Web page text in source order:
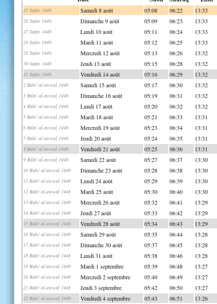
25 Safar 1448 Samedi 8 août 05:08 06:22 13:33
26 Safar 1448 Dimanche 9 août 05:09 06:23 13:33
27 Safar 1448 Lundi 10 août 05:11 06:24 13:33
28 Safar 1448 Mardi 11 août 05:12 06:25 13:33
29 Safar 1448 Mercredi 12 août 05:13 06:26 13:32
30 Safar 1448 Jeudi 13 août 05:15 06:28 13:32
31 Safar 1448 Vendredi 14 août 05:16 06:29 13:32
2 Rabi' al-awwal 1448 Samedi 15 août 05:17 06:30 13:32
3 Rabi' al-awwal 1448 Dimanche 16 août 05:19 06:31 13:32
4 Rabi' al-awwal 1448 Lundi 17 août 05:20 06:32 13:32
5 Rabi' al-awwal 1448 Mardi 18 août 05:21 06:33 13:31
6 Rabi' al-awwal 1448 Mercredi 19 août 05:23 06:34 13:31
7 Rabi' al-awwal 1448 Jeudi 20 août 05:24 06:35 13:31
8 Rabi' al-awwal 1448 Vendredi 21 août 05:25 06:36 13:31
9 Rabi' al-awwal 1448 Samedi 22 août 05:27 06:37 13:30
10 Rabi' al-awwal 1448 Dimanche 23 août 05:28 06:38 13:30
11 Rabi' al-awwal 1448 Lundi 24 août 05:29 06:39 13:30
12 Rabi' al-awwal 1448 Mardi 25 août 05:30 06:40 13:30
13 Rabi' al-awwal 1448 Mercredi 26 août 05:32 06:41 13:29
14 Rabi' al-awwal 1448 Jeudi 27 août 05:33 06:42 13:29
15 Rabi' al-awwal 1448 Vendredi 28 août 05:34 06:43 13:29
16 Rabi' al-awwal 1448 Samedi 29 août 05:35 06:44 13:28
17 Rabi' al-awwal 1448 Dimanche 30 août 05:37 06:45 13:28
18 Rabi' al-awwal 1448 Lundi 31 août 05:38 06:46 13:28
19 Rabi' al-awwal 1448 Mardi 1 septembre 05:39 06:48 13:27
20 Rabi' al-awwal 1448 Mercredi 2 septembre 05:40 06:49 13:27
21 Rabi' al-awwal 1448 Jeudi 3 septembre 05:42 06:50 13:27
22 Rabi' al-awwal 1448 Vendredi 4 septembre 05:43 06:51 13:26